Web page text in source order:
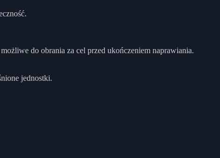
do obrania za cel przed ukończeniem naprawiania.
jednostki.